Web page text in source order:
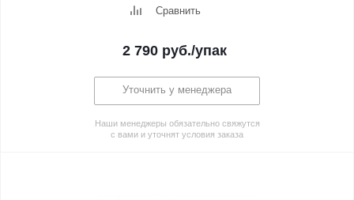
Сравнить
2 790руб./упак
Уточнить у менеджера
Наши менеджеры обязательно свяжутся
с вами и уточнят условия заказа